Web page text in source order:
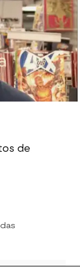
de